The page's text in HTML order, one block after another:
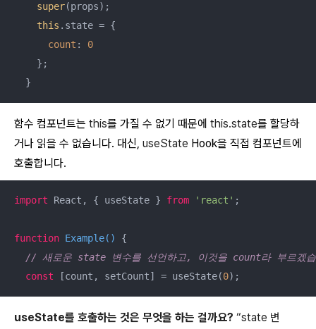
super(props);
this .state = {
count : 0
    };
  }
함수 컴포넌트는 this를 가질 수 없기 때문에 this.state를 할당하
거나 읽을 수 없습니다. 대신, useState Hook을 직접 컴포넌트에
호출합니다.
import React, { useState } from 'react' ;
function Example( ) {
// 새로운 state 변수를 선언하고, 이것을 count라 부르겠
const [count, setCount] = useState(0);
useState를 호출하는 것은 무엇을 하는 걸까요? “state 변